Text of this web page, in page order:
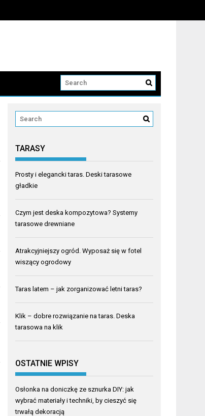
TARASY
Prosty i elegancki taras. Deski tarasowe
gładkie
Czym jest deska kompozytowa? Systemy
tarasowe drewniane
Atrakcyjniejszy ogród. Wyposaż się w fotel
wiszący ogrodowy
Taras latem – jak zorganizować letni taras?
Klik – dobre rozwiązanie na taras. Deska
tarasowa na klik
OSTATNIE WPISY
Osłonka na doniczkę ze sznurka DIY: jak
wybrać materiały i techniki, by cieszyć się
trwałą dekoracją